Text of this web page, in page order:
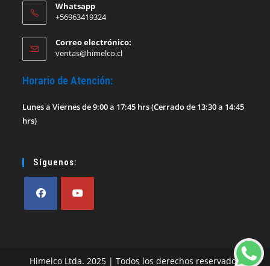
Whatsapp
+56963419324
Correo electrónico:
ventas@himelco.clSe
Horario de Atención:
Lunes a Viernes de 9:00 a 17:45 hrs (Cerrado de 13:30 a 14:45
hrs)
Síguenos:
una
una
Himelco Ltda. 2025 | Todos los derechos reservados